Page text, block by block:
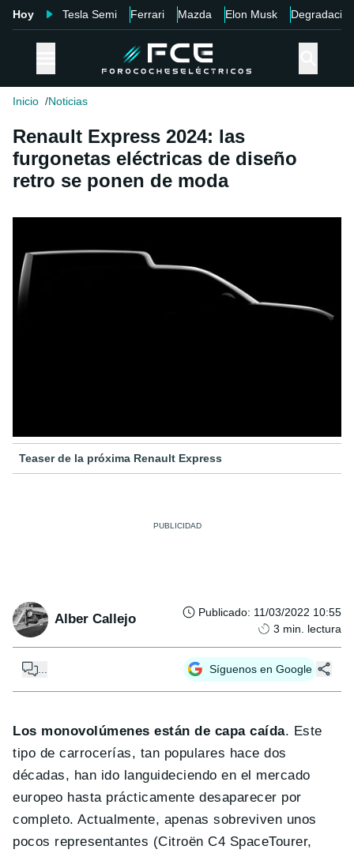
Hoy Tesla Semi Ferrari Mazda Elon Musk Degradación
Inicio Noticias
Renault Express 2024: las
furgonetas eléctricas de diseño
retro se ponen de moda
Teaser de la próxima Renault Express
Alber Callejo Publicado: 11/03/2022 10:55
3 min. lectura
Síguenos en Google
Los monovolúmenes están de capa caída. Este
tipo de carrocerías, tan populares hace dos
décadas, han ido languideciendo en el mercado
europeo hasta prácticamente desaparecer por
completo. Actualmente, apenas sobreviven unos
pocos representantes (Citroën C4 SpaceTourer,